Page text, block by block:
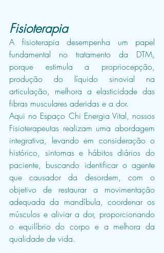
Fisioterapia
A fisioterapia desempenha um papel
fundamental no tratamento da DTM,
porque estimula a propriocepção,
produção do líquido sinovial na
articulação, melhora a elasticidade das
fibras musculares aderidas e a dor.
Aqui no Espaço Chi Energia Vital, nossos
Fisioterapeutas realizam uma abordagem
integrativa, levando em consideração o
histórico, sintomas e hábitos diários do
paciente, buscando identificar o agente
que causador da desordem, com o
objetivo de restaurar a movimentação
adequada da mandíbula, coordenar os
músculos e aliviar a dor, proporcionando
o equilíbrio do corpo e a melhora da
qualidade de vida.